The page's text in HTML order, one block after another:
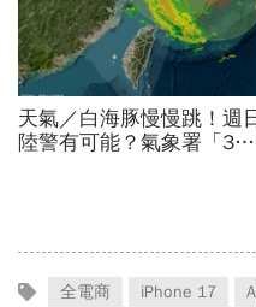
天氣／白海豚慢慢跳！週
陸警有可能？氣象署「3字
全電商 iPhone 17